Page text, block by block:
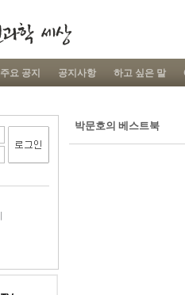
주요 공지 공지사항 하고 싶은 말
박문호의 베스트북